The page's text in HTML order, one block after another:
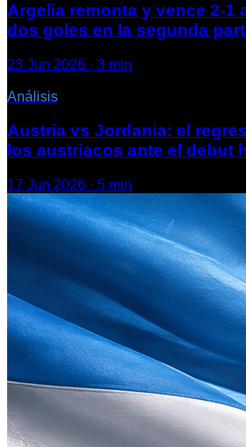
Argelia remonta y vence 2-1
dos goles en la segunda
23 Jun 2026 · 3 min
Análisis
Austria vs Jordania: el
los austriacos ante el debut
17 Jun 2026 · 5 min